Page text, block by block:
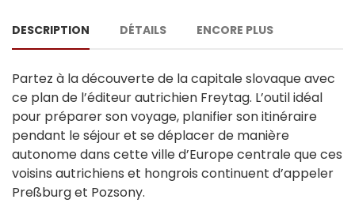
DESCRIPTION DÉTAILS ENCORE PLUS
Partez à la découverte de la capitale slovaque avec
ce plan de l’éditeur autrichien Freytag. L’outil idéal
pour préparer son voyage, planifier son itinéraire
pendant le séjour et se déplacer de manière
autonome dans cette ville d’Europe centrale que ces
voisins autrichiens et hongrois continuent d’appeler
Preßburg et Pozsony.